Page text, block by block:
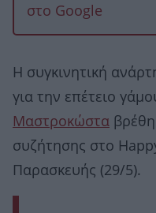
στο Google
Η συγκινητική
για την επέτειο
Μαστροκώστα
συζήτησης στο
Παρασκευής (29/5).